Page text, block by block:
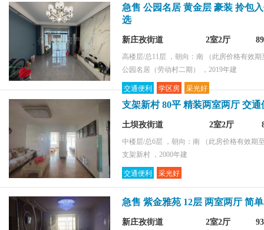
急售 公园名居 黄金层 豪装 拎包
选
新庄孜街道 2室2厅
高楼层/总11层 ，朝向：南
（此房价格有效
公园名居（劳动村二期） ，2019年建
交通便利 学区房 采光好
支架新村 80平 精装两室两厅 交
土坝孜街道 2室2厅
中楼层/总6层 ，朝向：南
（此房价格有效期
支架新村 ，2000年建
交通便利 采光好
急售 紫金雅苑 12层 两室两厅 简
新庄孜街道 2室2厅